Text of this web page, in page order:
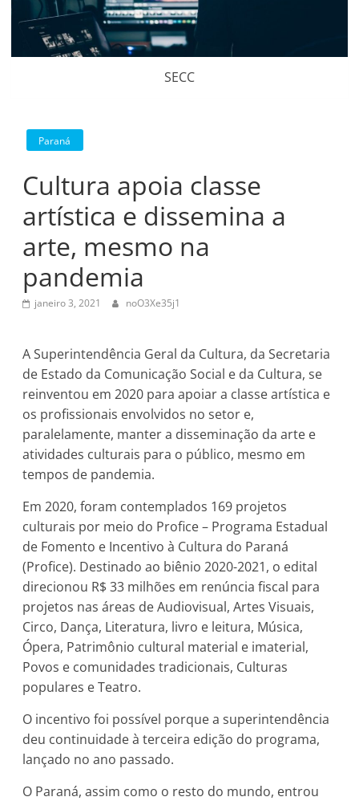
SECC
Paraná
Cultura apoia classe
artística e dissemina a
arte, mesmo na
pandemia
janeiro 3, 2021 noO3Xe35j1
A Superintendência Geral da Cultura, da Secretaria
de Estado da Comunicação Social e da Cultura, se
reinventou em 2020 para apoiar a classe artística e
os profissionais envolvidos no setor e,
paralelamente, manter a disseminação da arte e
atividades culturais para o público, mesmo em
tempos de pandemia.
Em 2020, foram contemplados 169 projetos
culturais por meio do Profice – Programa Estadual
de Fomento e Incentivo à Cultura do Paraná
(Profice). Destinado ao biênio 2020-2021, o edital
direcionou R$ 33 milhões em renúncia fiscal para
projetos nas áreas de Audiovisual, Artes Visuais,
Circo, Dança, Literatura, livro e leitura, Música,
Ópera, Patrimônio cultural material e imaterial,
Povos e comunidades tradicionais, Culturas
populares e Teatro.
O incentivo foi possível porque a superintendência
deu continuidade à terceira edição do programa,
lançado no ano passado.
O Paraná, assim como o resto do mundo, entrou